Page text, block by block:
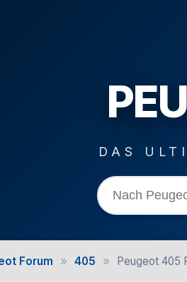
DAS
Forum » 405 » Peugeot 405